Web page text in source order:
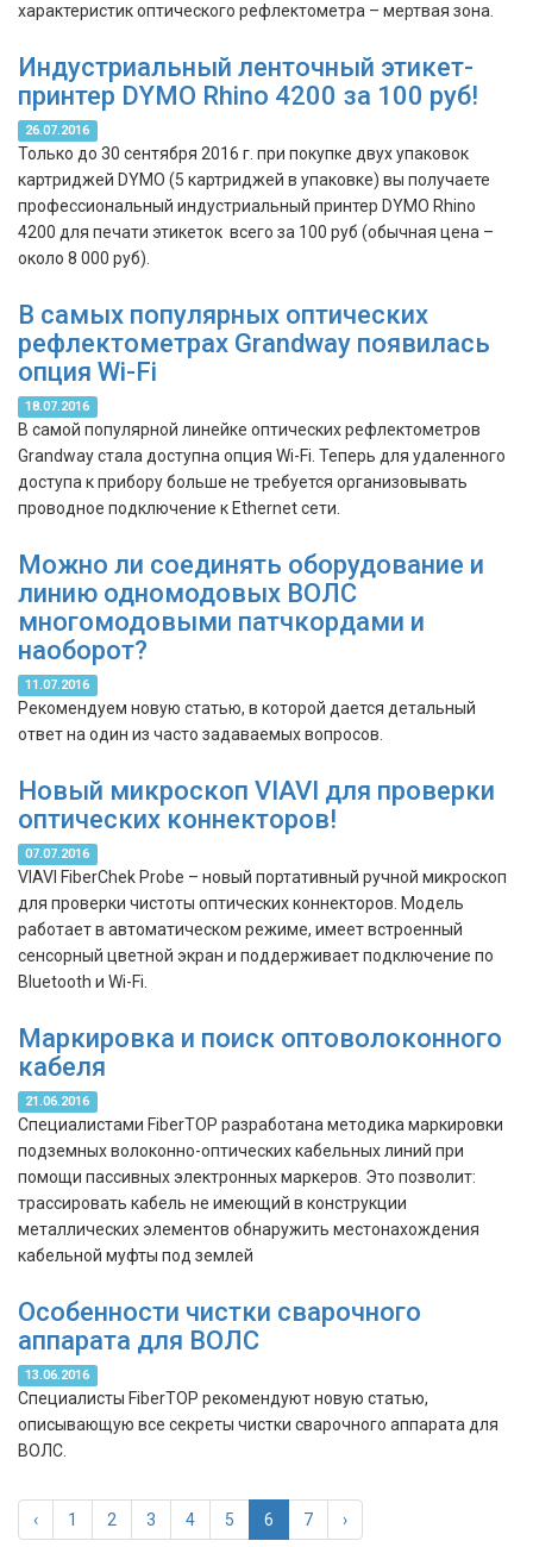
характеристик оптического рефлектометра – мертвая зона.
Индустриальный ленточный этикет-
принтер DYMO Rhino 4200 за 100 руб!
26.07.2016
Только до 30 сентября 2016 г. при покупке двух упаковок
картриджей DYMO (5 картриджей в упаковке) вы получаете
профессиональный индустриальный принтер DYMO Rhino
4200 для печати этикеток всего за 100 руб (обычная цена –
около 8 000 руб).
В самых популярных оптических
рефлектометрах Grandway появилась
опция Wi-Fi
18.07.2016
В самой популярной линейке оптических рефлектометров
Grandway стала доступна опция Wi-Fi. Теперь для удаленного
доступа к прибору больше не требуется организовывать
проводное подключение к Ethernet сети.
Можно ли соединять оборудование и
линию одномодовых ВОЛС
многомодовыми патчкордами и
наоборот?
11.07.2016
Рекомендуем новую статью, в которой дается детальный
ответ на один из часто задаваемых вопросов.
Новый микроскоп VIAVI для проверки
оптических коннекторов!
07.07.2016
VIAVI FiberChek Probe – новый портативный ручной микроскоп
для проверки чистоты оптических коннекторов. Модель
работает в автоматическом режиме, имеет встроенный
сенсорный цветной экран и поддерживает подключение по
Bluetooth и Wi-Fi.
Маркировка и поиск оптоволоконного
кабеля
21.06.2016
Специалистами FiberTOP разработана методика маркировки
подземных волоконно-оптических кабельных линий при
помощи пассивных электронных маркеров. Это позволит:
трассировать кабель не имеющий в конструкции
металлических элементов обнаружить местонахождения
кабельной муфты под землей
Особенности чистки сварочного
аппарата для ВОЛС
13.06.2016
Специалисты FiberTOP рекомендуют новую статью,
описывающую все секреты чистки сварочного аппарата для
ВОЛС.
‹ 1 2 3 4 5 6 7 ›